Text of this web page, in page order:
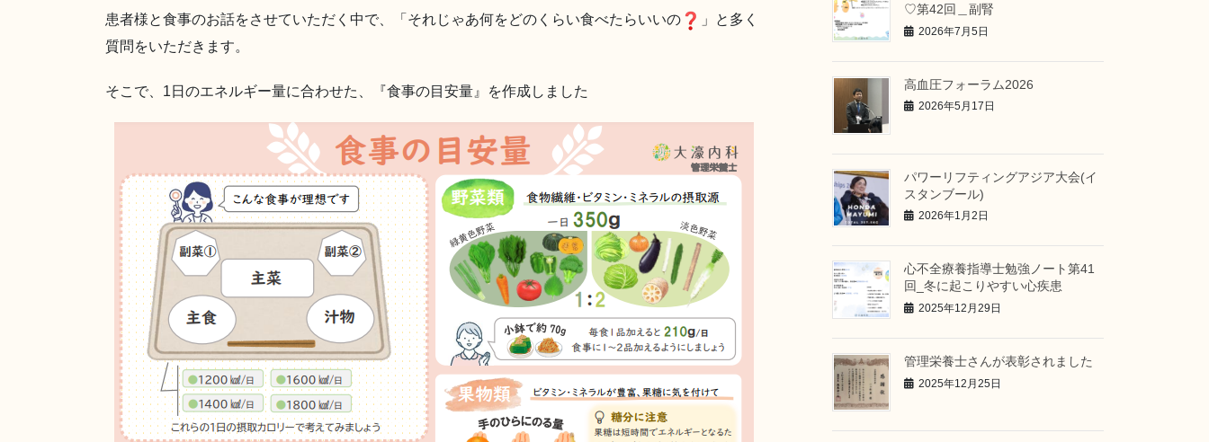
患者様と食事のお話をさせていただく中で、「それじゃあ何をどのくらい食べたらいいの
」と多く
質問をいただきます。
そこで、1日のエネルギー量に合わせた、『食事の目安量』を作成しました
♡第42回＿副腎
2026年7月5日
高血圧フォーラム2026
2026年5月17日
パワーリフティングアジア大会(イ
スタンブール)
2026年1月2日
心不全療養指導士勉強ノート第41
回_冬に起こりやすい心疾患
2025年12月29日
管理栄養士さんが表彰されました
2025年12月25日